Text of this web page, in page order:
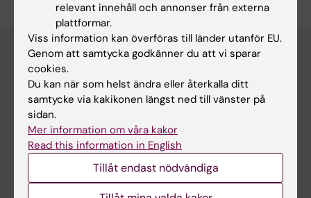
Huvudmeny
Utbildning
Forskarutbildning
Forskning
relevant innehåll och annonser från externa
plattformar.
Viss information kan överföras till länder utanför EU.
Genom att samtycka godkänner du att vi sparar
cookies.
Du kan när som helst ändra eller återkalla ditt
samtycke via kakikonen längst ned till vänster på
sidan.
Mer information om våra kakor
Read this information in English
Tillåt endast nödvändiga